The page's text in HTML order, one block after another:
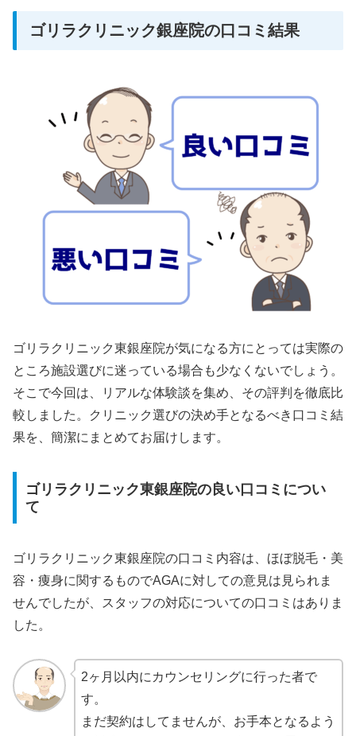
ゴリラクリニック銀座院の口コミ結果
ゴリラクリニック東銀座院が気になる方にとっては実際の
ところ施設選びに迷っている場合も少なくないでしょう。
そこで今回は、リアルな体験談を集め、その評判を徹底比
較しました。クリニック選びの決め手となるべき口コミ結
果を、簡潔にまとめてお届けします。
ゴリラクリニック東銀座院の良い口コミについ
て
ゴリラクリニック東銀座院の口コミ内容は、ほぼ脱毛・美
容・痩身に関するものでAGAに対しての意見は見られま
せんでしたが、スタッフの対応についての口コミはありま
した。
2ヶ月以内にカウンセリングに行った者で
す。
まだ契約はしてませんが、お手本となるよう